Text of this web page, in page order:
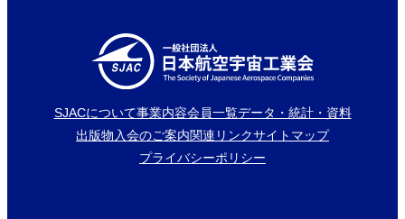
SJACについて事業内容会員一覧データ・統計・資料
出版物 入会のご案内関連リンクサイトマップ
プライバシーポリシー